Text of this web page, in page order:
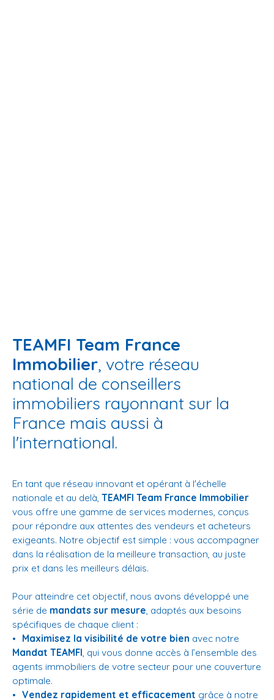
TEAMFI Team France
Immobilier, votre réseau
national de conseillers
immobiliers rayonnant sur la
France mais aussi à
l'international.
En tant que réseau innovant et opérant à l'échelle
nationale et au delà, TEAMFI Team France Immobilier
vous offre une gamme de services modernes, conçus
pour répondre aux attentes des vendeurs et acheteurs
exigeants. Notre objectif est simple : vous accompagner
dans la réalisation de la meilleure transaction, au juste
prix et dans les meilleurs délais.
Pour atteindre cet objectif, nous avons développé une
série de mandats sur mesure, adaptés aux besoins
spécifiques de chaque client :
Maximisez la visibilité de votre bien avec notre
Mandat TEAMFI, qui vous donne accès à l’ensemble des
agents immobiliers de votre secteur pour une couverture
optimale.
Vendez rapidement et efficacement grâce à notre